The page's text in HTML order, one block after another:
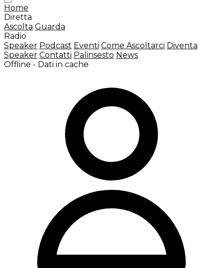
Home
Diretta
Ascolta Guarda
Radio
Speaker Podcast Eventi Come Ascoltarci Diventa
Speaker Contatti Palinsesto News
Offline - Dati in cache